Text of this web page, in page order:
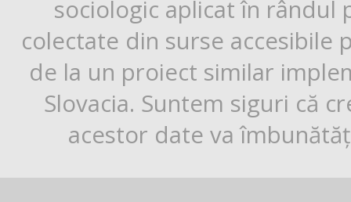
sociologic aplicat în rândul
colectate din surse
de la un proiect similar
Slovacia. Suntem siguri că
acestor date va